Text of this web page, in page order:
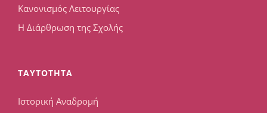
Κανονισμός Λειτουργίας
Η Διάρθρωση της Σχολής
TAYTOTHTA
Ιστορική Αναδρομή